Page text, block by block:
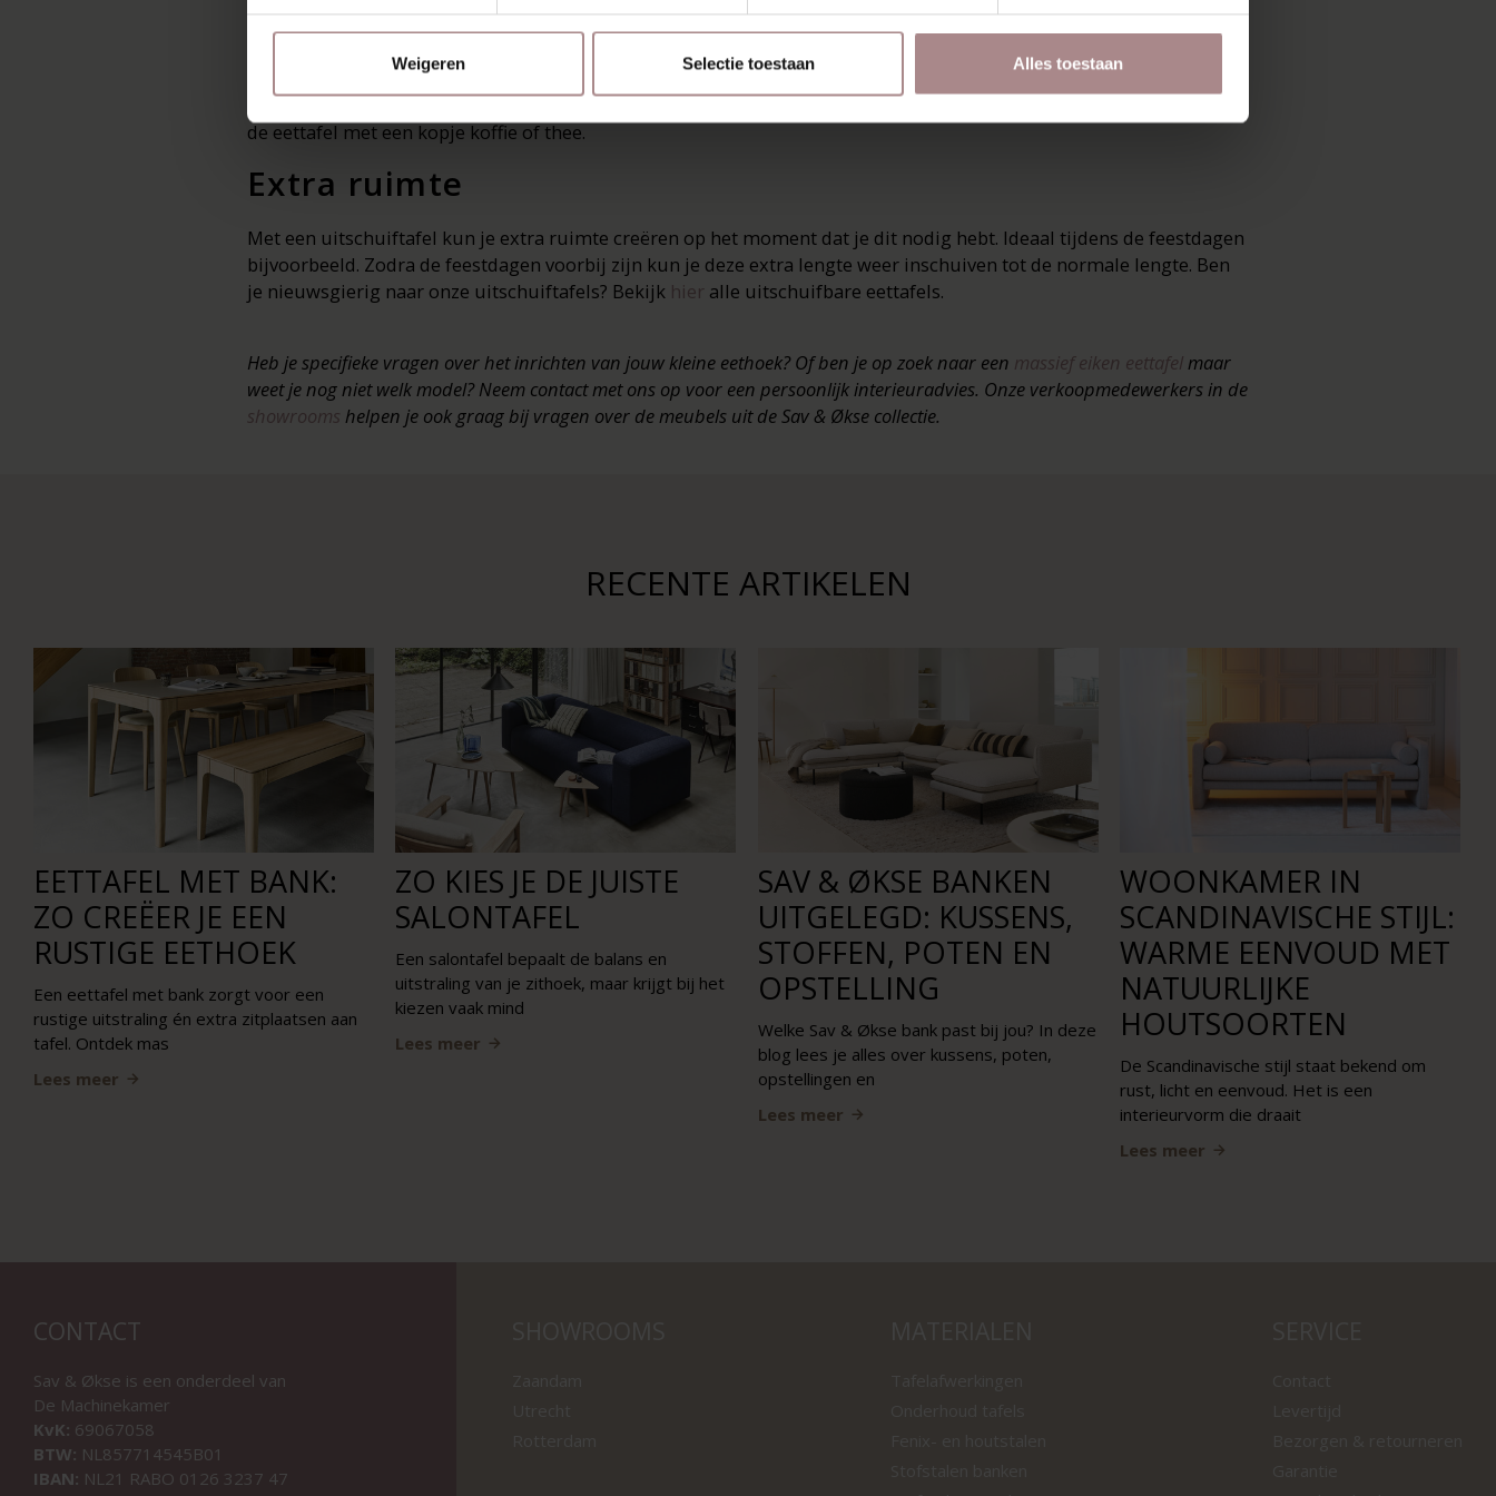
Weigeren Selectie toestaan Alles toestaan
Heel belangrijk: daglicht
Het is prettig om zoveel mogelijk daglicht in je kleine eethoek te hebben, dus kijk vooral waar de zon opkomt en hoe
het daglicht naar binnen valt voor de beste plek van je eettafel. Zo kun je elke ochtend heerlijk wakker worden aan
de eettafel met een kopje koffie of thee.
Extra ruimte
Met een uitschuiftafel kun je extra ruimte creëren op het moment dat je dit nodig hebt. Ideaal tijdens de feestdagen
bijvoorbeeld. Zodra de feestdagen voorbij zijn kun je deze extra lengte weer inschuiven tot de normale lengte. Ben
je nieuwsgierig naar onze uitschuiftafels? Bekijk hier alle uitschuifbare eettafels.
Heb je specifieke vragen over het inrichten van jouw kleine eethoek? Of ben je op zoek naar een massief eiken eettafelmaar
weet je nog niet welk model? Neem contact met ons op voor een persoonlijk interieuradvies. Onze verkoopmedewerkers in de
showrooms helpen je ook graag bij vragen over de meubels uit de Sav & Økse collectie.
RECENTE ARTIKELEN
EETTAFEL MET BANK:
ZO CREËER JE EEN
RUSTIGE EETHOEK
Een eettafel met bank zorgt voor een
rustige uitstraling én extra zitplaatsen aan
tafel. Ontdek mas
Lees meer
ZO KIES JE DE JUISTE
SALONTAFEL
Een salontafel bepaalt de balans en
uitstraling van je zithoek, maar krijgt bij het
kiezen vaak mind
Lees meer
SAV & ØKSE BANKEN
UITGELEGD: KUSSENS,
STOFFEN, POTEN EN
OPSTELLING
Welke Sav & Økse bank past bij jou? In deze
blog lees je alles over kussens, poten,
opstellingen en
Lees meer
WOONKAMER IN
SCANDINAVISCHE STIJL:
WARME EENVOUD MET
NATUURLIJKE
HOUTSOORTEN
De Scandinavische stijl staat bekend om
rust, licht en eenvoud. Het is een
interieurvorm die draait
Lees meer
CONTACT
Sav & Økse is een onderdeel van
De Machinekamer
KvK: 69067058
BTW: NL857714545B01
IBAN: NL21 RABO 0126 3237 47